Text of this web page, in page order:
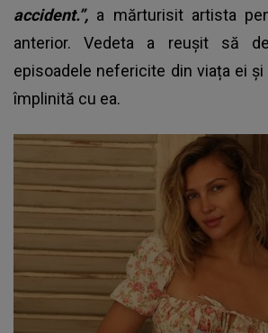
accident.”, a mărturisit artista
anterior. Vedeta a reușit să
episoadele nefericite din viața ei
împlinită cu ea.